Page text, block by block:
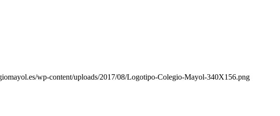
wp-content/uploads/2017/08/Logotipo-Colegio-Mayol-340X156.png